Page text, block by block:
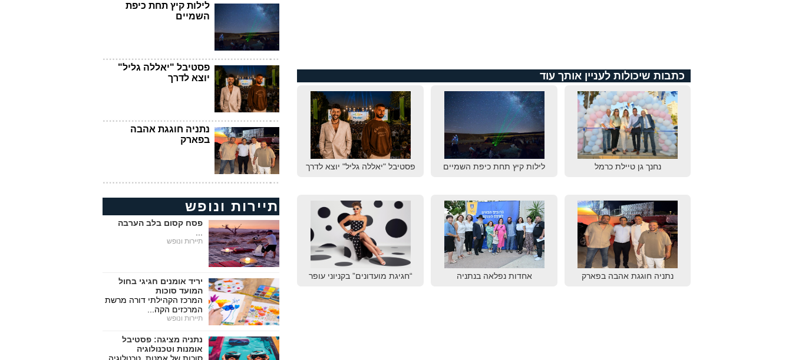
כתבות שיכולות לעניין אותך עוד
נחנך גן טיילת כרמל לילות קיץ תחת כיפת השמיים פסטיבל "יאללה גליל" יוצא לדרך
נתניה חוגגת אהבה בפארק אחדות נפלאה בנתניה “חגיגת מועדונים” בקניוני עופר
לילות קיץ תחת כיפת
השמיים
פסטיבל "יאללה גליל"
יוצא לדרך
נתניה חוגגת אהבה
בפארק
תיירות ונופש
פסח קסום בלב הערבה
תיירות ונופש
יריד אומנים חגיגי בחול
המועד סוכות
המרכז הקהילתי דורה מרשת
המרכזים הקה...
תיירות ונופש
נתניה מציגה: פסטיבל
אומנות וטכנולוגיה